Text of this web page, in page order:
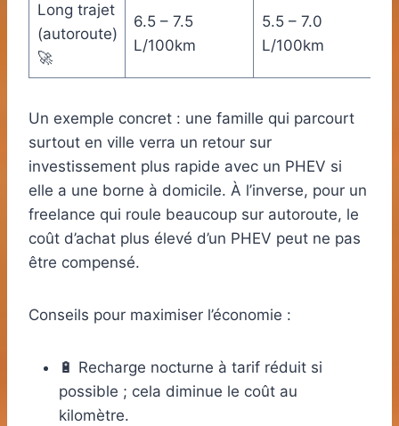
Long trajet
(autoroute)
🚀
6.5 – 7.5
L/100km
5.5 – 7.0
L/100km
Un exemple concret : une famille qui parcourt
surtout en ville verra un retour sur
investissement plus rapide avec un PHEV si
elle a une borne à domicile. À l’inverse, pour un
freelance qui roule beaucoup sur autoroute, le
coût d’achat plus élevé d’un PHEV peut ne pas
être compensé.
Conseils pour maximiser l’économie :
🔋 Recharge nocturne à tarif réduit si
possible ; cela diminue le coût au
kilomètre.